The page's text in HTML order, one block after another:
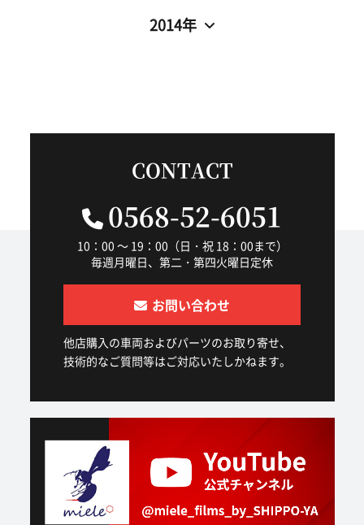
2014年
CONTACT
0568-52-6051
10：00 ～ 19：00（日・祝 18：00まで）
毎週月曜日、第二・第四火曜日定休
お問い合わせ
他店購入の車両およびパーツのお取り寄せ、
技術的なご質問等はご対応いたしかねます。